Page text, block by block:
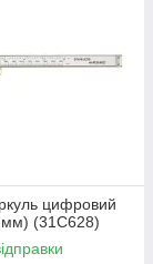
цифровий
(31C628)